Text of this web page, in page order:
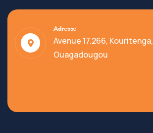
Adresse
Avenue 17.266, Kouritenga,
Ouagadougou